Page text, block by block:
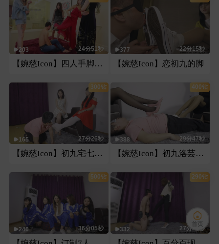
203 24分51秒
【婉慈Icon】四人手脚虐脸
377 22分15秒
【婉慈Icon】恋初九的脚
300钻
165 27分26秒
【婉慈Icon】初九宅七恋足和pov
400钻
388 29分47秒
【婉慈Icon】初九洛芸玩弄
500钻
240 36分05秒
290钻
332 27分23秒
首页